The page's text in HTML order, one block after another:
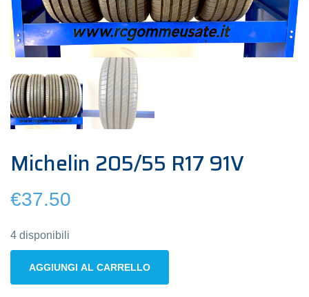
Michelin 205/55 R17 91V
€37.50
4 disponibili
AGGIUNGI AL CARRELLO